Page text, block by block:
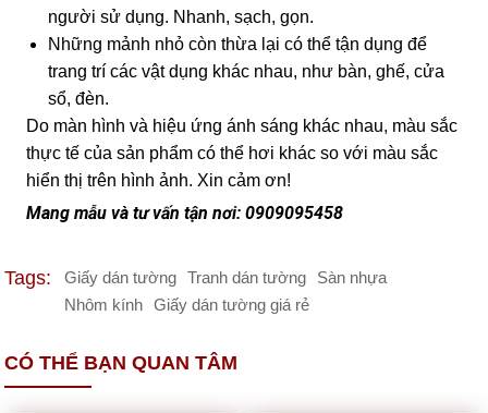
người sử dụng. Nhanh, sạch, gọn.
Những mảnh nhỏ còn thừa lại có thể tận dụng để
trang trí các vật dụng khác nhau, như bàn, ghế, cửa
sổ, đèn.
Do màn hình và hiệu ứng ánh sáng khác nhau, màu sắc
thực tế của sản phẩm có thể hơi khác so với màu sắc
hiển thị trên hình ảnh. Xin cảm ơn!
Mang mẫu và tư vấn tận nơi: 0909095458
Tags: Giấy dán tường Tranh dán tường
Sàn nhựa
Nhôm kính
Giấy dán tường giá rẻ
CÓ THỂ BẠN QUAN TÂM